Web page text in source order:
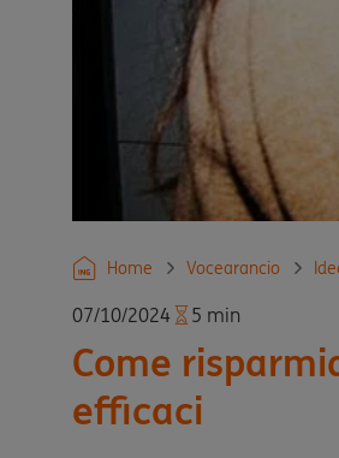
Home Vocearancio
07/10/2024 5 min
Come
efficaci